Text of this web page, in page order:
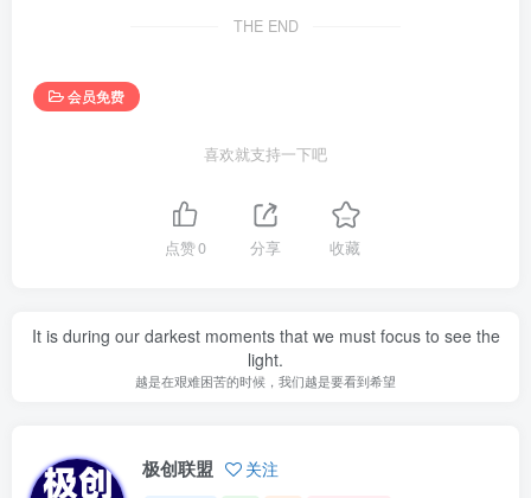
THE END
会员免费
喜欢就支持一下吧
点赞0 分享 收藏
It is during our darkest moments that we must focus to see the
light.
越是在艰难困苦的时候，我们越是要看到希望
极创联盟 关注